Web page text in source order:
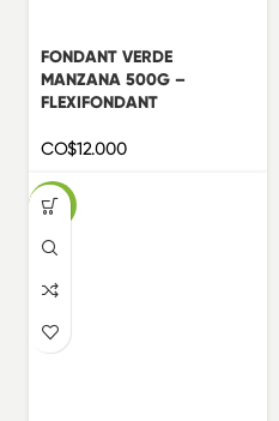
FONDANT VERDE
MANZANA 500G –
FLEXIFONDANT
CO$12.000
-10%